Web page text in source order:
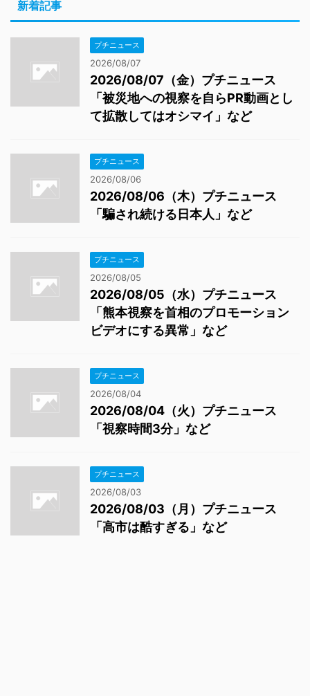
新着記事
プチニュース
2026/08/07
2026/08/07（金）プチニュース
「被災地への視察を自らPR動画とし
て拡散してはオシマイ」など
プチニュース
2026/08/06
2026/08/06（木）プチニュース
「騙され続ける日本人」など
プチニュース
2026/08/05
2026/08/05（水）プチニュース
「熊本視察を首相のプロモーション
ビデオにする異常」など
プチニュース
2026/08/04
2026/08/04（火）プチニュース
「視察時間3分」など
プチニュース
2026/08/03
2026/08/03（月）プチニュース
「高市は酷すぎる」など